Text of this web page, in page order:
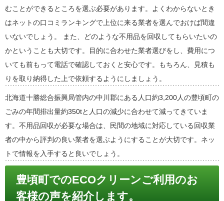
むことができるところを選ぶ必要があります。よくわからないとき
はネットの口コミランキングで上位に来る業者を選んでおけば間違
いないでしょう。 また、どのような不用品を回収してもらいたいの
かということも大切です。目的に合わせた業者選びをし、費用につ
いても前もって電話で確認しておくと安心です。もちろん、見積も
りを取り納得した上で依頼するようにしましょう。
北海道十勝総合振興局管内の中川郡にある人口約3,200人の豊頃町の
ごみの年間排出量約350tと人口の減少に合わせて減ってきていま
す。不用品回収が必要な場合は、民間の地域に対応している回収業
者の中から評判の良い業者を選ぶようにすることが大切です。ネッ
トで情報を入手すると良いでしょう。
豊頃町でのECOクリーンご利用のお
客様の声を紹介します。